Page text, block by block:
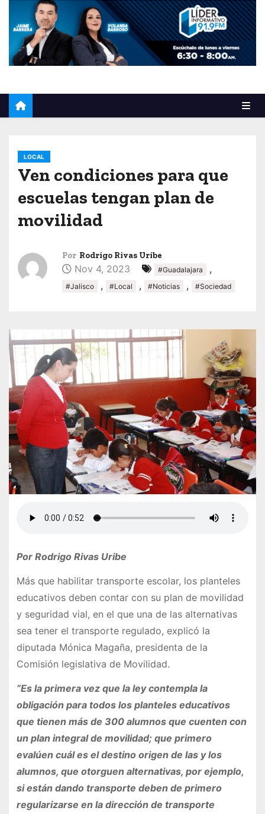
LOCAL
Ven condiciones para que
escuelas tengan plan de
movilidad
Por Rodrigo Rivas Uribe
Nov 4, 2023 #Guadalajara ,
#Jalisco , #Local , #Noticias , #Sociedad
Por Rodrigo Rivas Uribe
Más que habilitar transporte escolar, los planteles
educativos deben contar con su plan de movilidad
y seguridad vial, en el que una de las alternativas
sea tener el transporte regulado, explicó la
diputada Mónica Magaña, presidenta de la
Comisión legislativa de Movilidad.
“Es la primera vez que la ley contempla la
obligación para todos los planteles educativos
que tienen más de 300 alumnos que cuenten con
un plan integral de movilidad; que primero
evalúen cuál es el destino origen de las y los
alumnos, que otorguen alternativas, por ejemplo,
si están dando transporte deben de primero
regularizarse en la dirección de transporte